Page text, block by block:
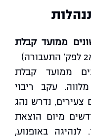
ראשונים ממועד קבלת
ממועד קבלת
עקב ריבוי
צעירים, נדרש נהג
מיום הוצאת
לנהיגה באופנוע,